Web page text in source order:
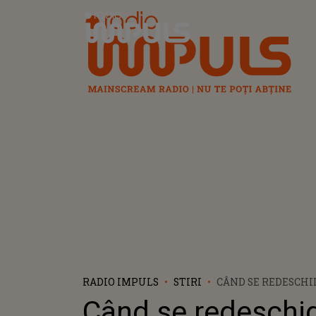
Radio Impuls
RADIO IMPULS STIRI
CÂND SE